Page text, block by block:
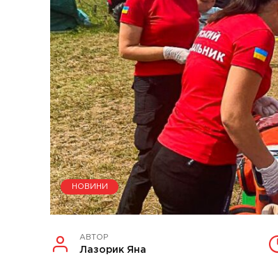
НОВИНИ
АВТОР
Лазорик Яна